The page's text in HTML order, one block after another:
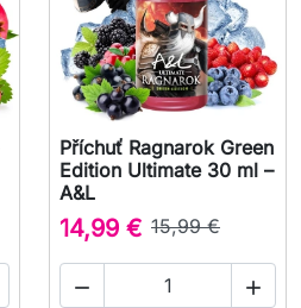
Příchuť Ragnarok Green
Edition Ultimate 30 ml –
A&L
14,99 € 15,99 €
 